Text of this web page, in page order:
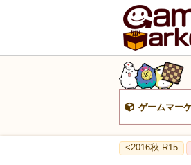
ゲームマー
<2016秋 R15